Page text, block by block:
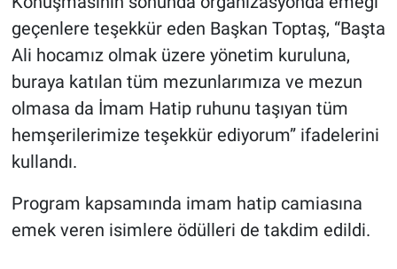
geçenlere teşekkür eden Başkan Toptaş, “Başta
Ali hocamız olmak üzere yönetim kuruluna,
buraya katılan tüm mezunlarımıza ve mezun
olmasa da İmam Hatip ruhunu taşıyan tüm
hemşerilerimize teşekkür ediyorum” ifadelerini
kullandı.
Program kapsamında imam hatip camiasına
emek veren isimlere ödülleri de takdim edildi.